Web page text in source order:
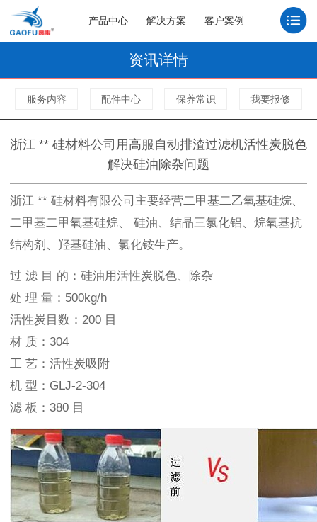
产品中心 解决方案 客户案例
资讯详情
服务内容 配件中心 保养常识 我要报修
浙江 ** 硅材料公司用高服自动排渣过滤机活性炭脱色
解决硅油除杂问题
浙江 ** 硅材料有限公司主要经营二甲基二乙氧基硅烷、
二甲基二甲氧基硅烷、 硅油、结晶三氯化铝、烷氧基抗
结构剂、羟基硅油、氯化铵生产。
过 滤 目 的：硅油用活性炭脱色、除杂
处 理 量：500kg/h
活性炭目数：200 目
材 质：304
工 艺：活性炭吸附
机 型：GLJ-2-304
滤 板：380 目